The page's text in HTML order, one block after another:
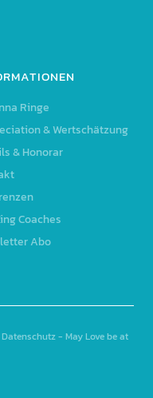
Ringe
& Wertschätzung
& Honorar
Coaches
Abo
- May Love be at